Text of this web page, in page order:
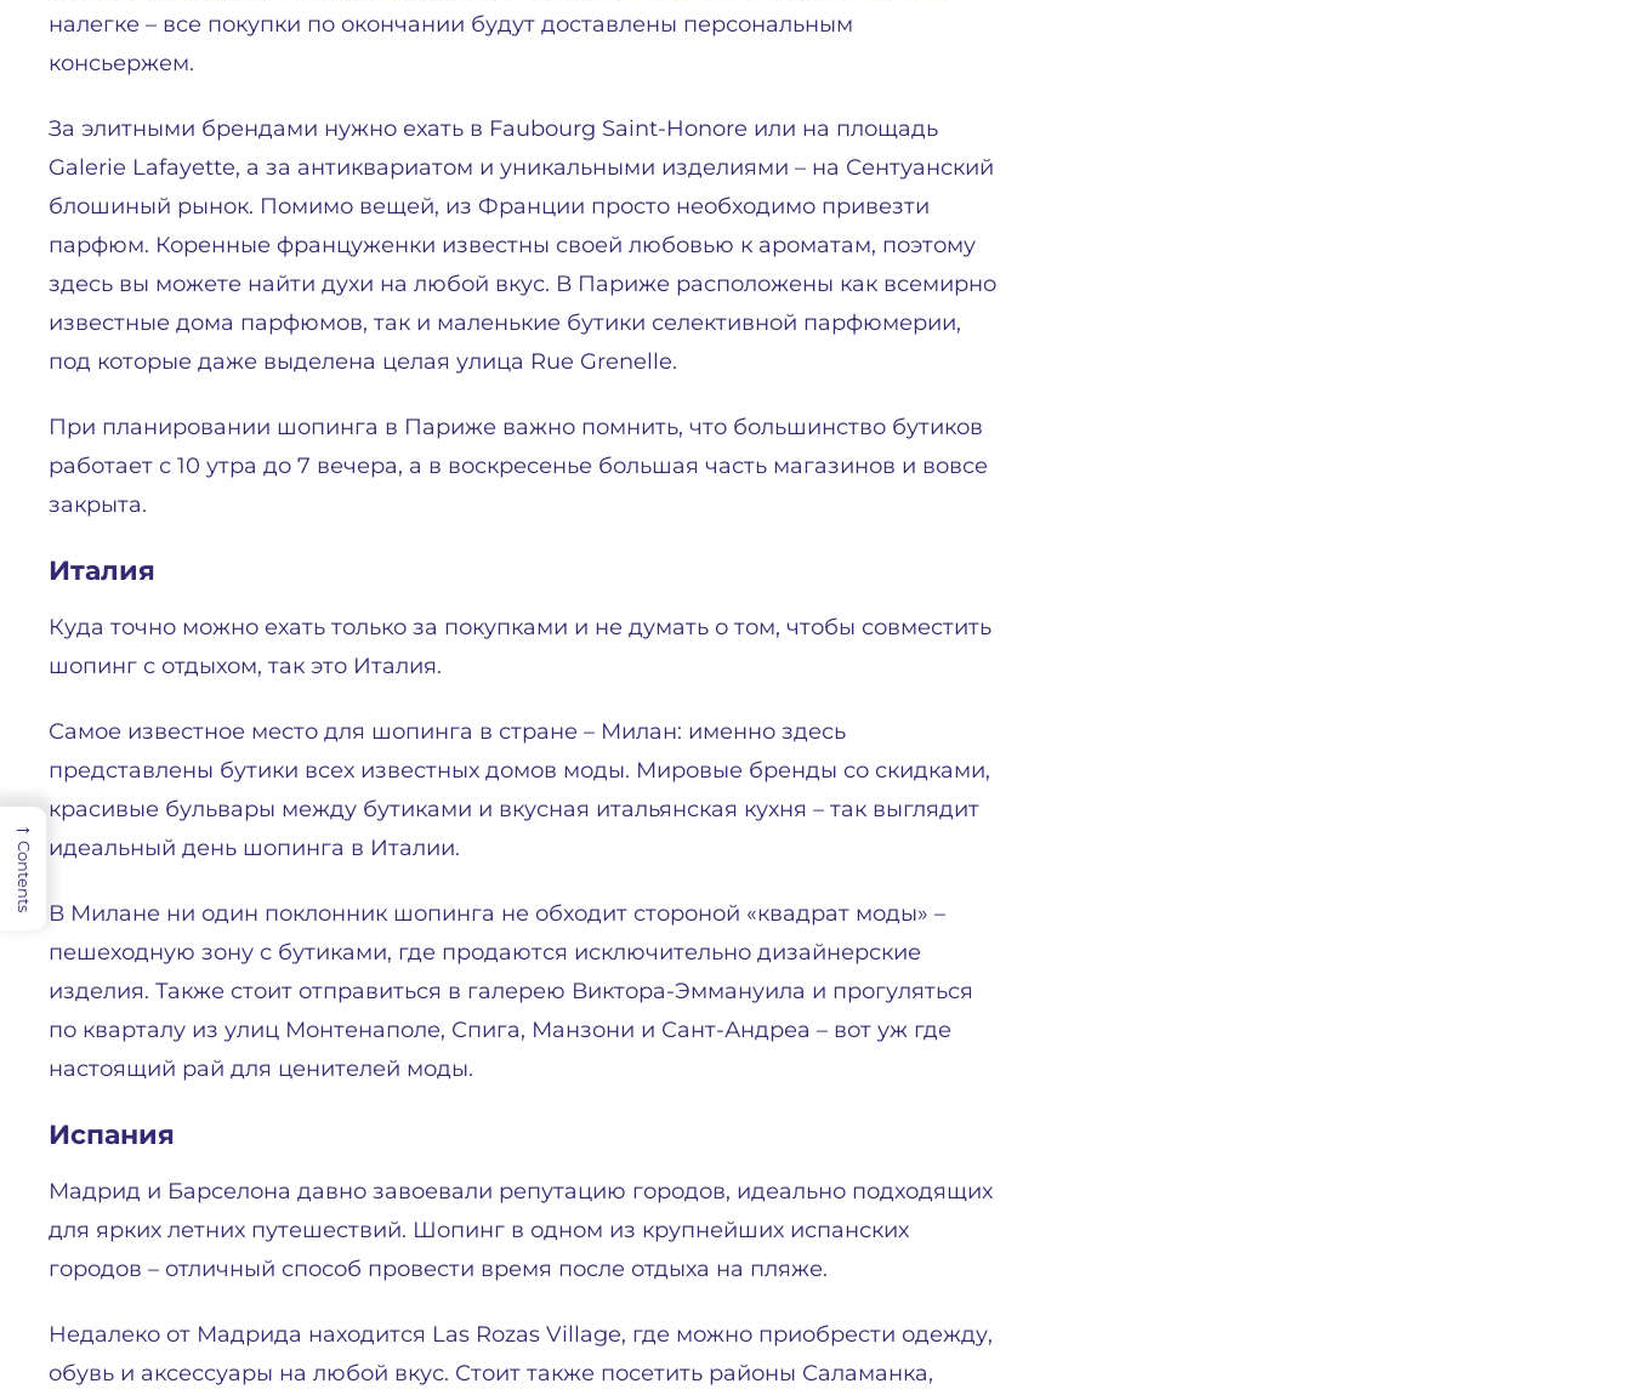
налегке – все покупки по окончании будут доставлены персональным
консьержем.
За элитными брендами нужно ехать в Faubourg Saint-Honore или на площадь
Galerie Lafayette, а за антиквариатом и уникальными изделиями – на Сентуанский
блошиный рынок. Помимо вещей, из Франции просто необходимо привезти
парфюм. Коренные француженки известны своей любовью к ароматам, поэтому
здесь вы можете найти духи на любой вкус. В Париже расположены как всемирно
известные дома парфюмов, так и маленькие бутики селективной парфюмерии,
под которые даже выделена целая улица Rue Grenelle.
При планировании шопинга в Париже важно помнить, что большинство бутиков
работает с 10 утра до 7 вечера, а в воскресенье большая часть магазинов и вовсе
закрыта.
Италия
Куда точно можно ехать только за покупками и не думать о том, чтобы совместить
шопинг с отдыхом, так это Италия.
Самое известное место для шопинга в стране – Милан: именно здесь
представлены бутики всех известных домов моды. Мировые бренды со скидками,
красивые бульвары между бутиками и вкусная итальянская кухня – так выглядит
идеальный день шопинга в Италии.
В Милане ни один поклонник шопинга не обходит стороной «квадрат моды» –
пешеходную зону с бутиками, где продаются исключительно дизайнерские
изделия. Также стоит отправиться в галерею Виктора-Эммануила и прогуляться
по кварталу из улиц Монтенаполе, Спига, Манзони и Сант-Андреа – вот уж где
настоящий рай для ценителей моды.
Испания
Мадрид и Барселона давно завоевали репутацию городов, идеально подходящих
для ярких летних путешествий. Шопинг в одном из крупнейших испанских
городов – отличный способ провести время после отдыха на пляже.
Недалеко от Мадрида находится Las Rozas Village, где можно приобрести одежду,
обувь и аксессуары на любой вкус. Стоит также посетить районы Саламанка,
→
Contents